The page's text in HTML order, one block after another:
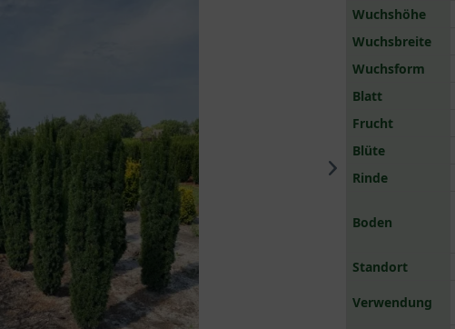
Wuchshöhe
Wuchsbreite
Wuchsform
Blatt
Frucht
Blüte
Rinde
Boden
Standort
Verwendung